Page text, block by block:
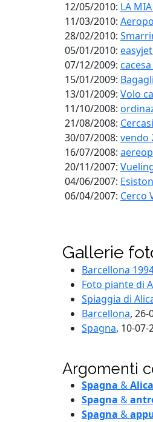
12/05/2010: LA
11/03/2010:
28/02/2010:
05/01/2010:
07/12/2009:
15/01/2009:
13/01/2009: Volo
11/10/2008:
21/08/2008:
30/07/2008: vendo
16/07/2008:
20/11/2007:
04/06/2007:
06/04/2007: Cerco
Gallerie
Barcellona
Foto piante di
Spiaggia di
Barcellona, 26-
Spagna, 10-07-
Argomenti
Spagna &
Spagna &
Spagna &